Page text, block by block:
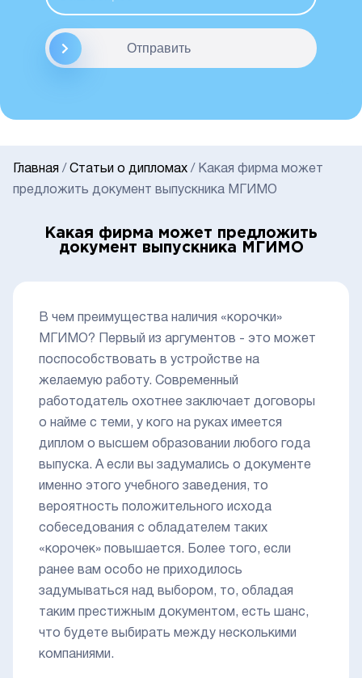
Отправить
Главная / Статьи о дипломах / Какая фирма может
предложить документ выпускника МГИМО
Какая фирма может предложить
документ выпускника МГИМО
В чем преимущества наличия «корочки»
МГИМО? Первый из аргументов - это может
поспособствовать в устройстве на
желаемую работу. Современный
работодатель охотнее заключает договоры
о найме с теми, у кого на руках имеется
диплом о высшем образовании любого года
выпуска. А если вы задумались о документе
именно этого учебного заведения, то
вероятность положительного исхода
собеседования с обладателем таких
«корочек» повышается. Более того, если
ранее вам особо не приходилось
задумываться над выбором, то, обладая
таким престижным документом, есть шанс,
что будете выбирать между несколькими
компаниями.